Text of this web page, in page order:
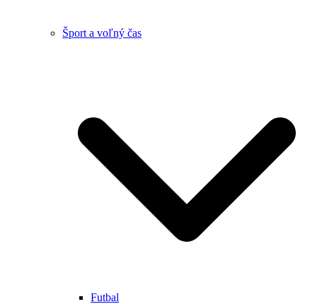
Šport a voľný čas
Futbal